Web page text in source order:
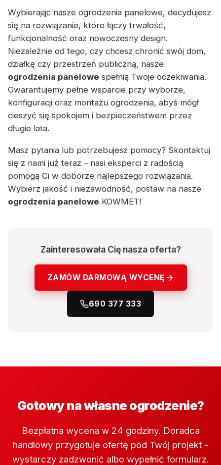
Wybierając nasze ogrodzenia panelowe, decydujesz
się na rozwiązanie, które łączy trwałość,
funkcjonalność oraz nowoczesny design.
Niezależnie od tego, czy chcesz chronić swój dom,
działkę czy przestrzeń publiczną, nasze
ogrodzenia panelowe spełnią Twoje oczekiwania.
Gwarantujemy pełne wsparcie przy wyborze,
konfiguracji oraz montażu ogrodzenia, abyś mógł
cieszyć się spokojem i bezpieczeństwem przez
długie lata.
Masz pytania lub potrzebujesz pomocy? Skontaktuj
się z nami już teraz – nasi eksperci z radością
pomogą Ci w doborze najlepszego rozwiązania.
Wybierz jakość i niezawodność, postaw na nasze
ogrodzenia panelowe KOWMET!
Zainteresowała Cię nasza oferta?
ZAMÓW DARMOWĄ WYCENĘ
690 377 333
Gotowy na własne ogrodzenie?
Bezpłatna wycena w 24 godziny. Doradca
handlowy przygotuje ofertę pod Twój projekt -
wystarczy zadzwonić albo wypełnić formularz.